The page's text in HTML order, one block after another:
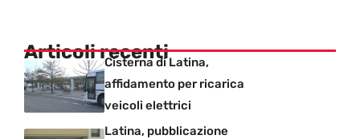
Articoli recenti
Cisterna di Latina,
affidamento per ricarica
veicoli elettrici
Latina, pubblicazione